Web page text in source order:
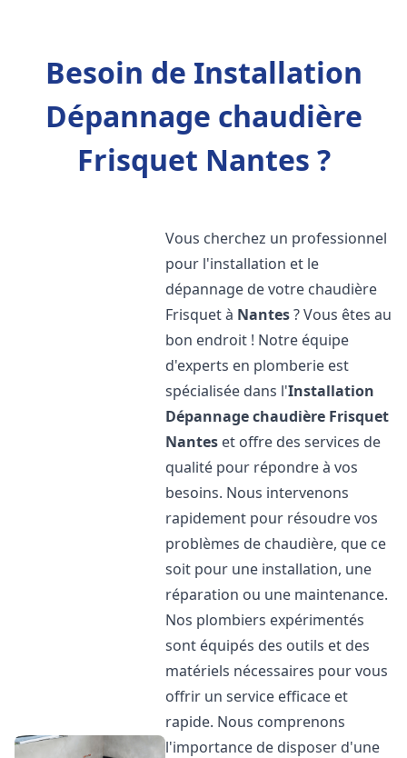
Besoin de Installation
Dépannage chaudière
Frisquet Nantes ?
Vous cherchez un professionnel
pour l'installation et le
dépannage de votre chaudière
Frisquet à Nantes? Vous êtes au
bon endroit ! Notre équipe
d'experts en plomberie est
spécialisée dans l'Installation
Dépannage chaudière Frisquet
Nantes et offre des services de
qualité pour répondre à vos
besoins. Nous intervenons
rapidement pour résoudre vos
problèmes de chaudière, que ce
soit pour une installation, une
réparation ou une maintenance.
Nos plombiers expérimentés
sont équipés des outils et des
matériels nécessaires pour vous
offrir un service efficace et
rapide. Nous comprenons
l'importance de disposer d'une